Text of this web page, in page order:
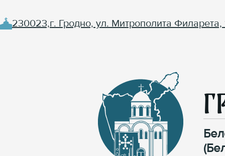
230023,г. Гродно, ул. Митрополита Филарета,